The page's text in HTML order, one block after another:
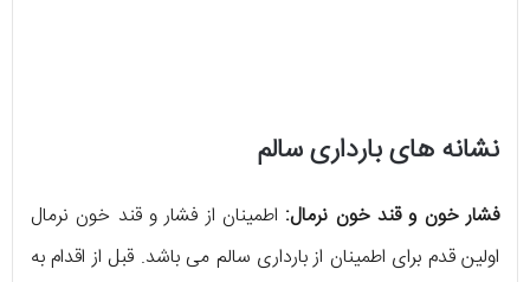
نشانه های بارداری سالم
فشار خون و قند خون نرمال: اطمینان از فشار و قند خون نرمال
اولین قدم برای اطمینان از بارداری سالم می باشد. قبل از اقدام به